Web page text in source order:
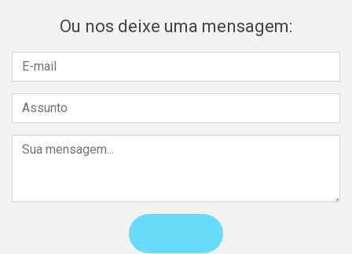
Ou nos deixe uma mensagem: